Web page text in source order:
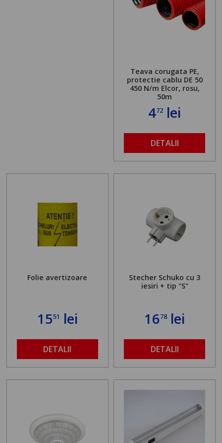
Teava corugata PE,
protectie cablu DE 50
450 N/m Elcor, rosu,
50m
472 lei
DETALII
Folie avertizoare
1551 lei
DETALII
Stecher Schuko cu 3
iesiri + tip "S"
1678lei
DETALII